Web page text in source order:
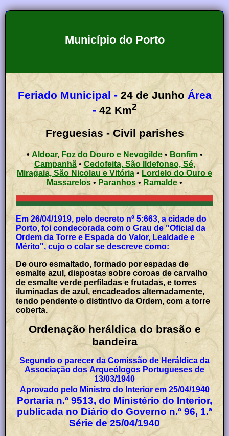
Município do Porto
Feriado Municipal - 24 de Junho Área
- 42 Km2
Freguesias - Civil parishes
• Aldoar, Foz do Douro e Nevogilde• Bonfim•
Campanhã• Cedofeita, São Ildefonso, Sé,
Miragaia, São Nicolau e Vitória • Lordelo do Ouro e
Massarelos • Paranhos• Ramalde •
Em 26/04/1919, pelo decreto nº 5:663, a cidade do
Porto, foi condecorada com o Grau de "Oficial da
Ordem da Torre e Espada do Valor, Lealdade e
Mérito", cujo o colar se descreve como:
De ouro esmaltado, formado por espadas de
esmalte azul, dispostas sobre coroas de carvalho
de esmalte verde perfiladas e frutadas, e torres
iluminadas de azul, encadeados alternadamente,
tendo pendente o distintivo da Ordem, com a torre
coberta.
Ordenação heráldica do brasão e
bandeira
Segundo o parecer da Comissão de Heráldica da
Associação dos Arqueólogos Portugueses de
13/03/1940
Aprovado pelo Ministro do Interior em 25/04/1940
Portaria n.º 9513, do Ministério do Interior,
publicada no Diário do Governo n.º 96, 1.ª
Série de 25/04/1940